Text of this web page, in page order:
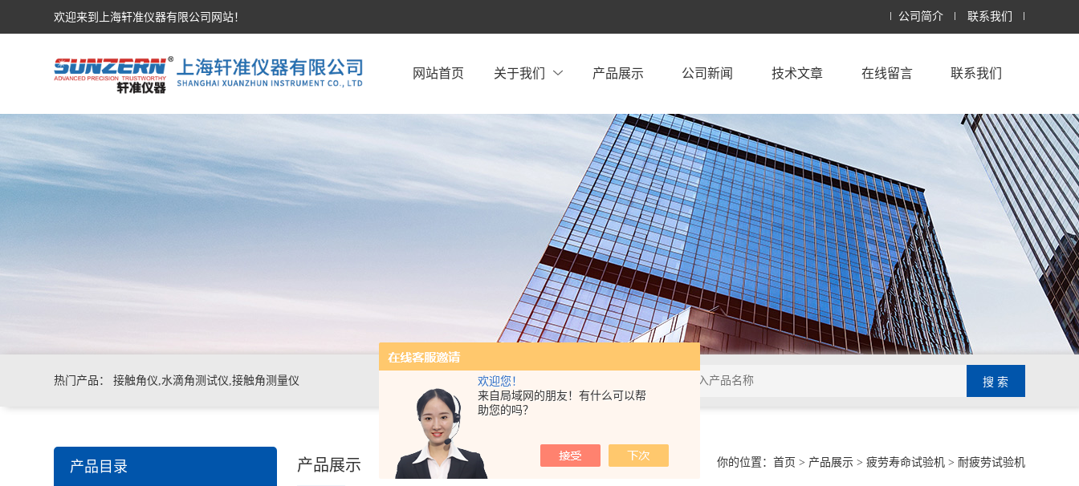
欢迎您！
来自局域网的朋友！有什么可以帮
助您的吗？
欢迎来到上海轩准仪器有限公司网站！ 公司简介 联系我们
网站首页 关于我们 产品展示 公司新闻 技术文章 在线留言 联系我们
热门产品： 接触角仪,水滴角测试仪,接触角测量仪
产品目录 你的位置： 首页 > 产品展示> 疲劳寿命试验机> 耐疲劳试验机
产品展示